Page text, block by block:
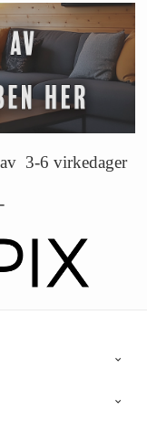
3-6 virkedager